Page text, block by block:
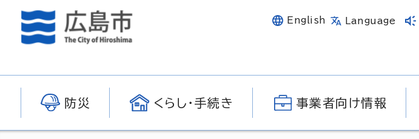
English Language
防災 くらし・手続き 事業者向け情報